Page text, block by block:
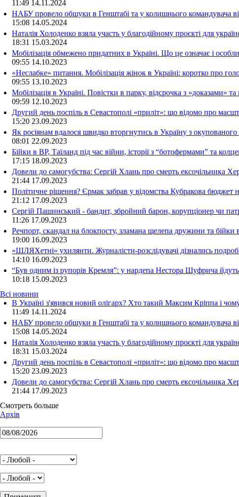
11:49 14.11.2024
НАБУ провело обшуки в Генштабі та у колишнього командувача
15:08 14.05.2024
Наталія Холоденко взяла участь у благодійному проєкті для
18:31 15.03.2024
Мобілізація обмежено придатних в Україні. Що це означає і
09:55 14.10.2023
«Неслабке» питання. Мобілізація жінок в Україні: коротко про
09:55 13.10.2023
Мобілізація в Україні. Повістки в парку, відсрочка з «доказами»
09:59 12.10.2023
Другий день поспіль в Севастополі «приліт»: що відомо про
15:20 23.09.2023
Як росіянам вдалося швидко вторгнутись в Україну з
08:01 22.09.2023
Бійки в ВР, Таїланд під час війни, історії з “ботофермами” та
17:15 18.09.2023
Довели до самогубства: Сергій Хлань про смерть ексочільника
21:44 17.09.2023
Політичне рішення? Єрмак забрав у відомства Кубракова бюджет
21:12 17.09.2023
Сергій Пашинський - бандит, збройний барон, корупціонер чи
11:26 17.09.2023
Речпорт, скандал на блокпосту, зламана щелепа дружини та
19:00 16.09.2023
«ШЛЯХетні» ухилянти. Журналісти-розслідувачі дізнались
14:10 16.09.2023
“Був одним із рупорів Кремля”: у нардепа Нестора Шуфрича
10:18 15.09.2023
Всі новини
В Україні з'явився новий олігарх? Хто такий Максим Кріппа і
11:49 14.11.2024
НАБУ провело обшуки в Генштабі та у колишнього командувача
15:08 14.05.2024
Наталія Холоденко взяла участь у благодійному проєкті для
18:31 15.03.2024
Другий день поспіль в Севастополі «приліт»: що відомо про
15:20 23.09.2023
Довели до самогубства: Сергій Хлань про смерть ексочільника
21:44 17.09.2023
Смотреть больше
Архів